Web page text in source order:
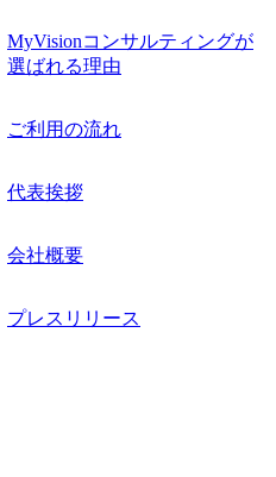
MyVisionコンサルティングが
選ばれる理由
ご利用の流れ
代表挨拶
会社概要
プレスリリース